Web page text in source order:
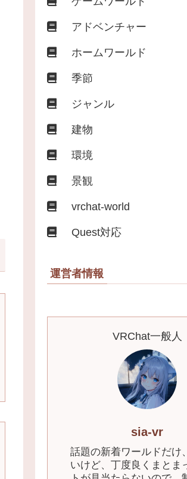
アドベンチャー
ホームワールド
季節
ジャンル
建物
環境
景観
vrchat-world
Quest対応
運営者情報
VRChat一般人
sia-vr
話題の新着ワールドだけ
いけど、丁度良くまとま